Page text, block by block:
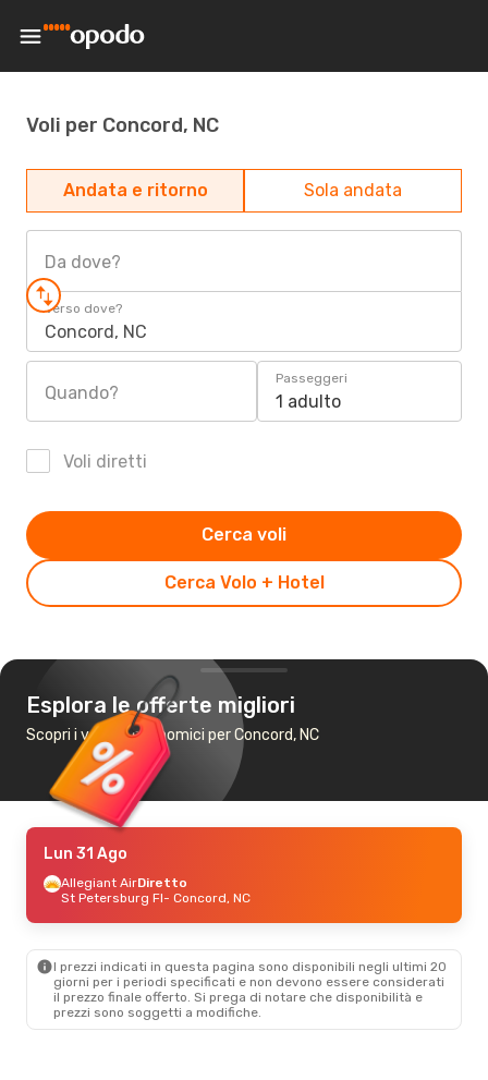
Voli per Concord, NC
Andata e ritorno Sola andata
Da dove?
Verso dove?
Concord, NC
Quando?
Passeggeri
1 adulto
Voli diretti
Cerca Volo + Hotel
Cerca voli
Esplora le offerte migliori
Scopri i voli più economici per Concord, NC
Lun 31 Ago
Allegiant AirDiretto
St Petersburg Fl- Concord, NC
I prezzi indicati in questa pagina sono disponibili negli ultimi 20
giorni per i periodi specificati e non devono essere considerati
il ​​prezzo finale offerto. Si prega di notare che disponibilità e
prezzi sono soggetti a modifiche.